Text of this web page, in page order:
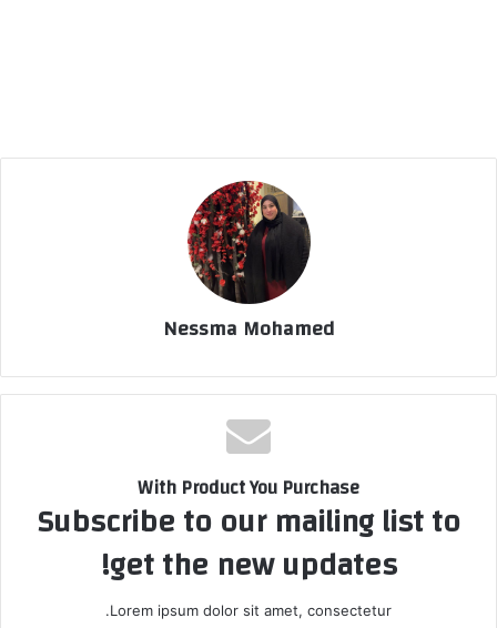
Nessma Mohamed
With Product You Purchase
Subscribe to our mailing list to
get the new updates!
Lorem ipsum dolor sit amet, consectetur.